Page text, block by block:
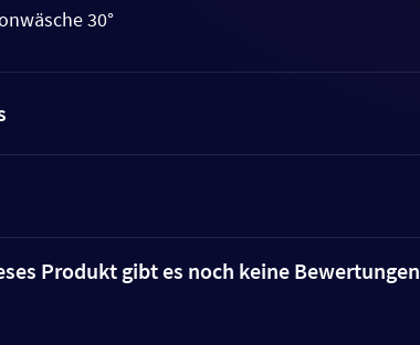
30°
Produkt gibt es noch keine Bewertungen